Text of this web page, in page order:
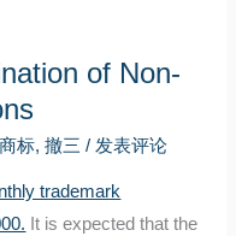
of Non-
商标,撤三 / 发表评论
trademark
It is expected that the